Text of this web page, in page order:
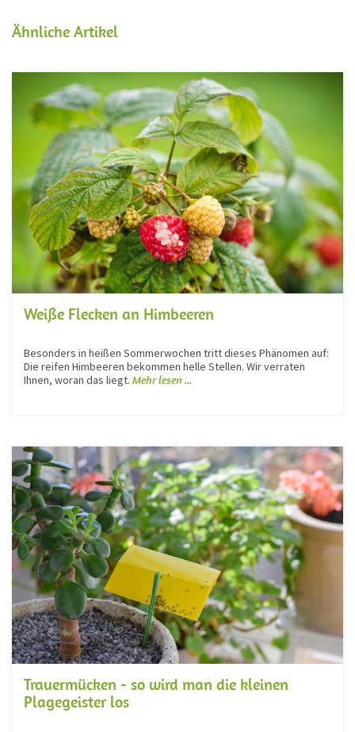
Ähnliche Artikel
Weiße Flecken an Himbeeren
Besonders in heißen Sommerwochen tritt dieses Phänomen auf:
Die reifen Himbeeren bekommen helle Stellen. Wir verraten
Ihnen, woran das liegt. Mehr lesen ...
Trauermücken - so wird man die kleinen
Plagegeister los